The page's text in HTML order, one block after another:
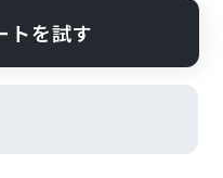
トを試す